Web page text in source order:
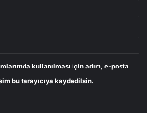
kullanılması için adım, e-posta
bu tarayıcıya kaydedilsin.